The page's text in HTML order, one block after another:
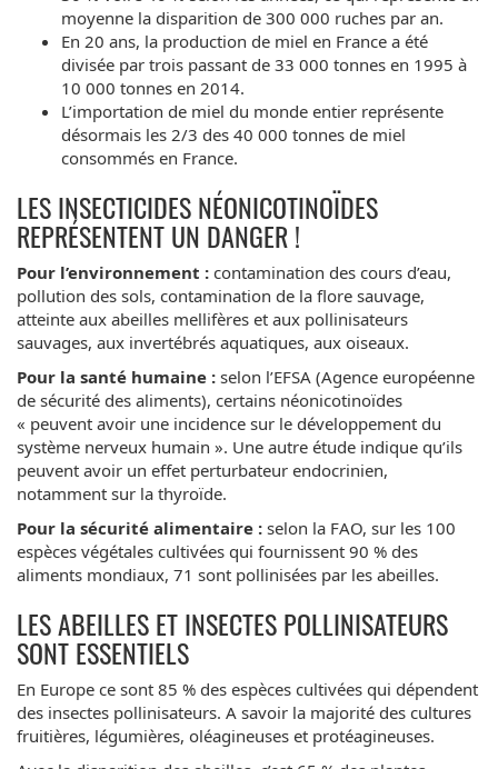
moyenne la disparition de 300 000 ruches par an.
En 20 ans, la production de miel en France a été
divisée par trois passant de 33 000 tonnes en 1995 à
10 000 tonnes en 2014.
L’importation de miel du monde entier représente
désormais les 2/3 des 40 000 tonnes de miel
consommés en France.
LES INSECTICIDES NÉONICOTINOÏDES
REPRÉSENTENT UN DANGER !
Pour l’environnement : contamination des cours d’eau,
pollution des sols, contamination de la flore sauvage,
atteinte aux abeilles mellifères et aux pollinisateurs
sauvages, aux invertébrés aquatiques, aux oiseaux.
Pour la santé humaine : selon l’EFSA (Agence européenne
de sécurité des aliments), certains néonicotinoïdes
« peuvent avoir une incidence sur le développement du
système nerveux humain ». Une autre étude indique qu’ils
peuvent avoir un effet perturbateur endocrinien,
notamment sur la thyroïde.
Pour la sécurité alimentaire : selon la FAO, sur les 100
espèces végétales cultivées qui fournissent 90 % des
aliments mondiaux, 71 sont pollinisées par les abeilles.
LES ABEILLES ET INSECTES POLLINISATEURS
SONT ESSENTIELS
En Europe ce sont 85 % des espèces cultivées qui dépendent
des insectes pollinisateurs. A savoir la majorité des cultures
fruitières, légumières, oléagineuses et protéagineuses.